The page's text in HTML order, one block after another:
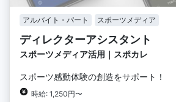
アルバイト・パート スポーツメディア
ディレクターアシスタント
スポーツメディア活用｜スポカレ
スポーツ感動体験の創造をサポート！
時給: 1,250円〜